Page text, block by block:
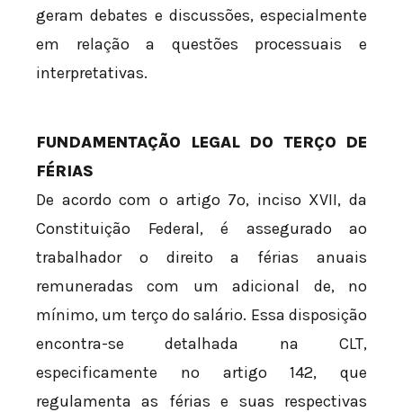
geram debates e discussões, especialmente
em relação a questões processuais e
interpretativas.
FUNDAMENTAÇÃO LEGAL DO TERÇO DE
FÉRIAS
De acordo com o artigo 7º, inciso XVII, da
Constituição Federal, é assegurado ao
trabalhador o direito a férias anuais
remuneradas com um adicional de, no
mínimo, um terço do salário. Essa disposição
encontra-se detalhada na CLT,
especificamente no artigo 142, que
regulamenta as férias e suas respectivas